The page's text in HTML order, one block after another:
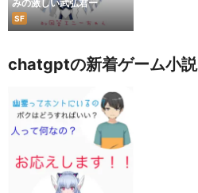
みの激しい武弘君ー
SF
chatgptの新着ゲーム小説